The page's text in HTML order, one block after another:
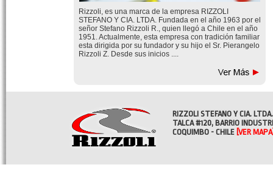
Rizzoli, es una marca de la empresa RIZZOLI
STEFANO Y CIA. LTDA. Fundada en el año 1963 por el
señor Stefano Rizzoli R., quien llegó a Chile en el año
1951. Actualmente, esta empresa con tradición familiar
esta dirigida por su fundador y su hijo el Sr. Pierangelo
Rizzoli Z. Desde sus inicios ....
RIZZOLI STEFANO Y CIA. LTDA.
TALCA #120, BARRIO
COQUIMBO - CHILE [VER